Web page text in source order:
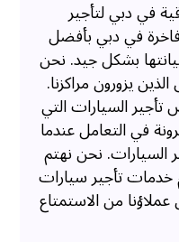
في دبي لتأجير
في دبي بأفضل
بشكل جيد. نحن
يزورون مراكزنا.
تأجير السيارات التي
في التعامل عندما
السيارات. نحن نهتم
خدمات تأجير سيارات
من الاستمتاع